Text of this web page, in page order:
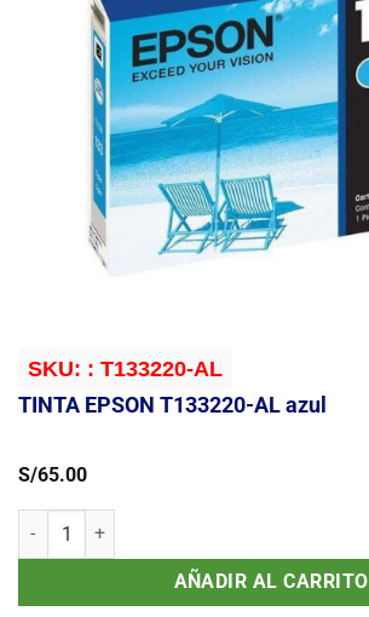
SKU: : T133220-AL
TINTA EPSON T133220-AL azul
S/65.00
TINTA EPSON T133220-AL azul cantidad
AÑADIR AL CARRITO